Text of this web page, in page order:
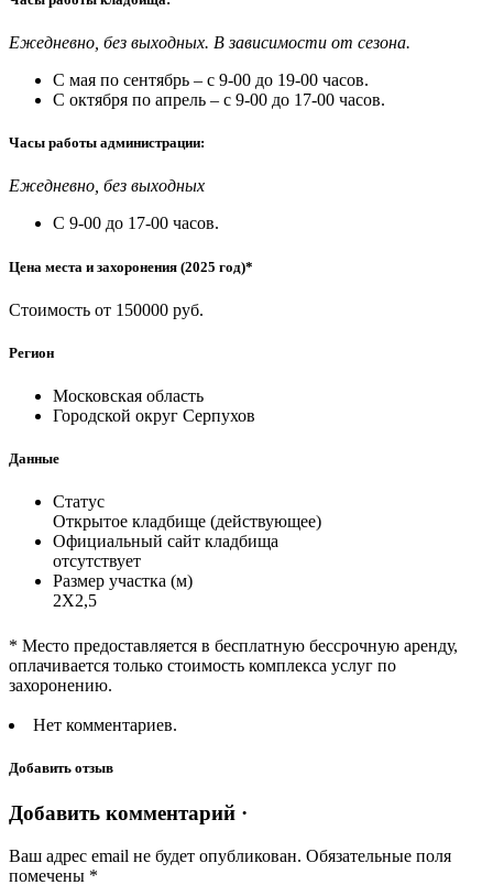
Ежедневно, без выходных. В зависимости от сезона.
С мая по сентябрь – с 9-00 до 19-00 часов.
С октября по апрель – с 9-00 до 17-00 часов.
Часы работы администрации:
Ежедневно, без выходных
С 9-00 до 17-00 часов.
Цена места и захоронения (2025 год)*
Стоимость от 150000 руб.
Регион
Московская область
Городской округ Серпухов
Данные
Статус
Открытое кладбище (действующее)
Официальный сайт кладбища
отсутствует
Размер участка (м)
2Х2,5
* Место предоставляется в бесплатную бессрочную аренду,
оплачивается только стоимость комплекса услуг по
захоронению.
Нет комментариев.
Добавить отзыв
Добавить комментарий ·
Ваш адрес email не будет опубликован. Обязательные поля
помечены *